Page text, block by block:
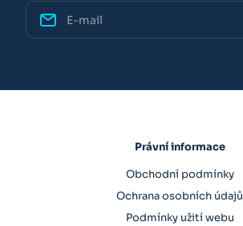
Právní informace
Obchodní podmínky
Ochrana osobních údajů
Podmínky užití webu